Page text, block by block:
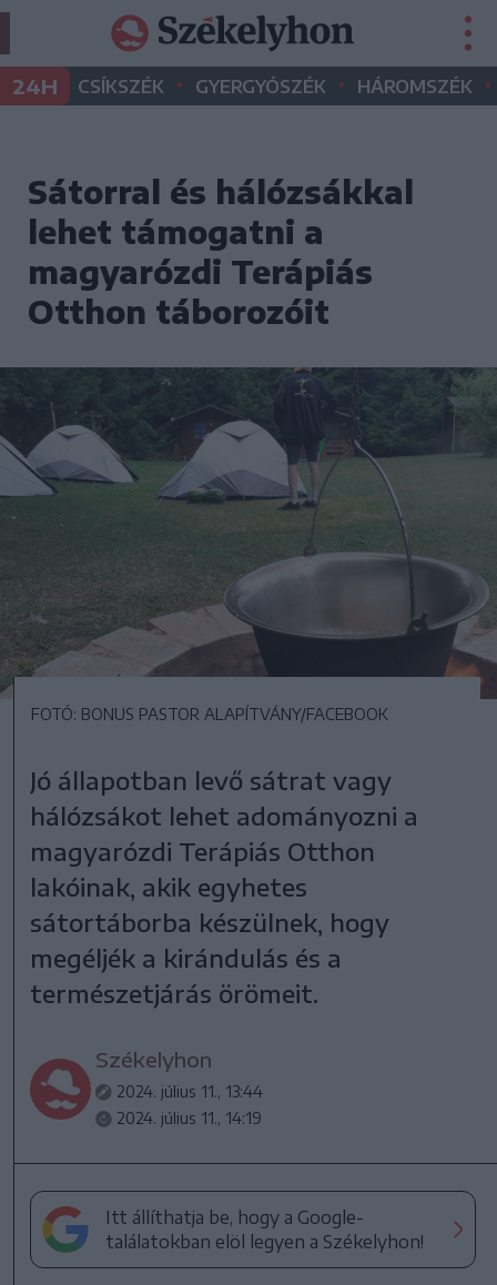
24H CSÍKSZÉK • GYERGYÓSZÉK • HÁROMSZÉK •
Sátorral és hálózsákkal
lehet támogatni a
magyarózdi Terápiás
Otthon táborozóit
FOTÓ: BONUS PASTOR ALAPÍTVÁNY/FACEBOOK
Jó állapotban levő sátrat vagy
hálózsákot lehet adományozni a
magyarózdi Terápiás Otthon
lakóinak, akik egyhetes
sátortáborba készülnek, hogy
megéljék a kirándulás és a
természetjárás örömeit.
Székelyhon
2024. július 11., 13:44
2024. július 11., 14:19
Itt állíthatja be, hogy a Google-
találatokban elöl legyen a Székelyhon!